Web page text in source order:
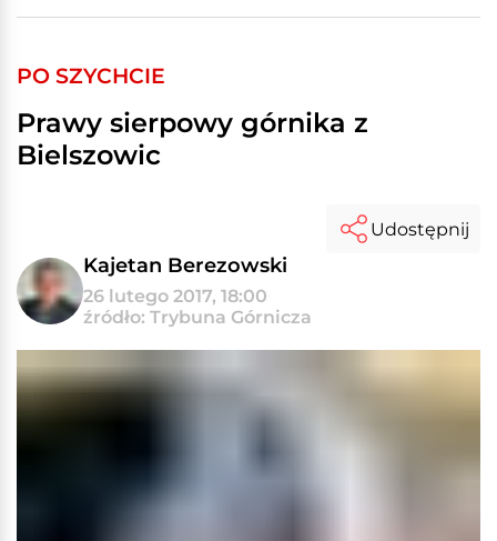
PO SZYCHCIE
Prawy sierpowy górnika z
Bielszowic
Kajetan Berezowski
26 lutego 2017, 18:00
źródło: Trybuna Górnicza
Udostępnij